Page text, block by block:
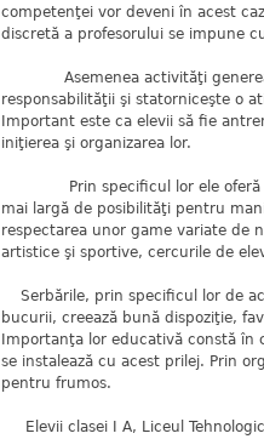
competenţei vor deveni în acest
discretă a profesorului se impune
Asemenea activităţi
responsabilităţii şi statorniceşte o
Important este ca elevii să fie
iniţierea şi organizarea lor.
Prin specificul lor ele oferă o
mai largă de posibilităţi pentru
respectarea unor game variate de
artistice şi sportive, cercurile de
Serbările, prin specificul lor de
bucurii, creează bună dispoziţie,
Importanţa lor educativă constă
se instalează cu acest prilej. Prin
pentru frumos.
Elevii clasei I A, Liceul